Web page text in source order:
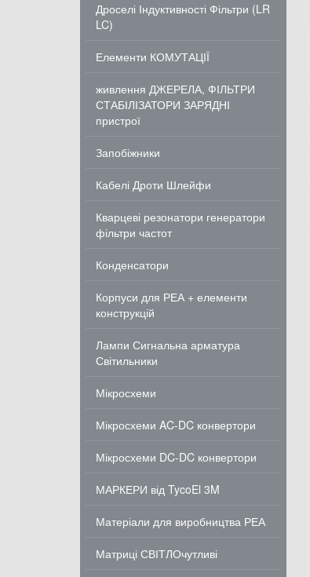
Дроселі Індуктивності Фільтри (LR
LC)
Елементи КОМУТАЦІЇ
живлення ДЖЕРЕЛА, ФІЛЬТРИ
СТАБІЛІЗАТОРИ ЗАРЯДНІ
пристрої
Запобіжники
Кабелі Дроти Шлейфи
Кварцеві резонатори генератори
фільтри частот
Конденсатори
Корпуси для РЕА + елементи
конструкцій
Лампи Сигнальна арматура
Світильники
Мікросхеми
Мікросхеми AC-DC конвертори
Мікросхеми DC-DC конвертори
МАРКЕРИ від TycoEl 3M
Матеріали для виробництва РЕА
Матриці СВІТЛОчутливі